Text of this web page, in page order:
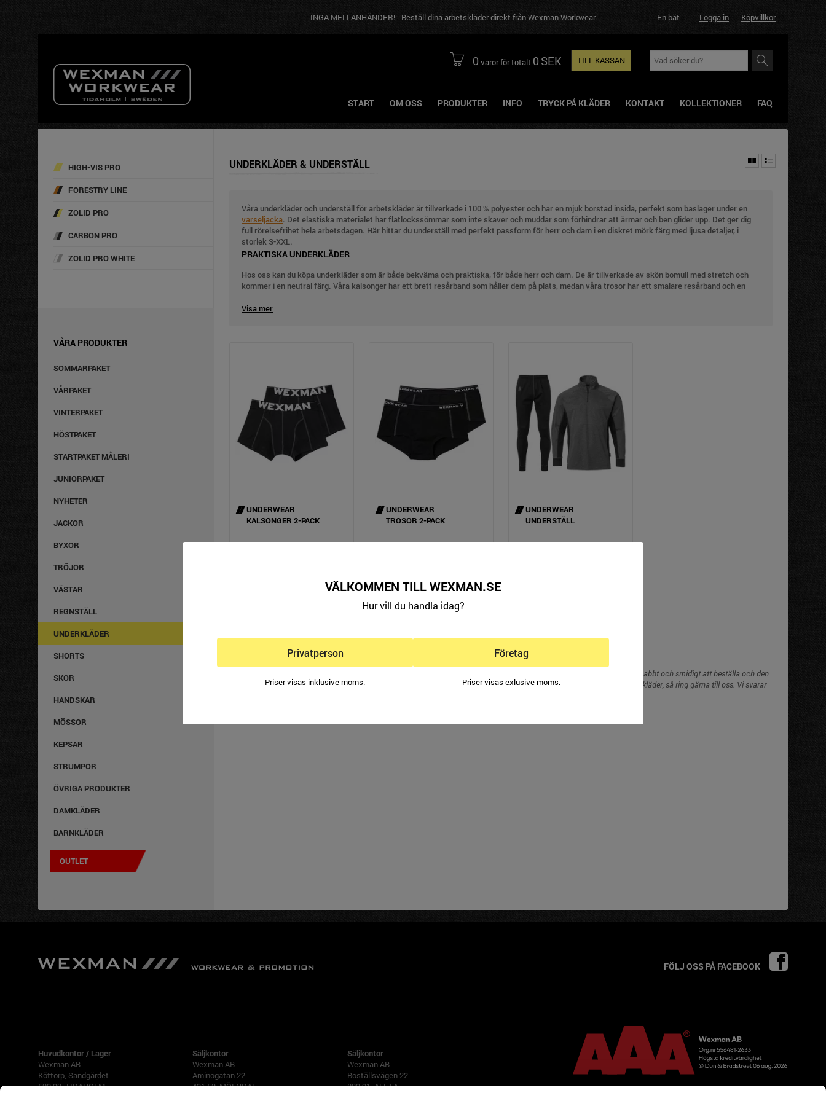
INGA MELLANHÄNDER! - Beställ dina arbetskläder direkt från Wexman Workwear En bättre affär helt enkelt!
Logga in Köpvillkor
TILL KASSAN
0 varor för totalt 0 SEK
START OM OSS PRODUKTER INFO TRYCK PÅ KLÄDER KONTAKT KOLLEKTIONER FAQ
HIGH-VIS PRO
FORESTRY LINE
ZOLID PRO
CARBON PRO
ZOLID PRO WHITE
VÅRA PRODUKTER
SOMMARPAKET
VÅRPAKET
VINTERPAKET
HÖSTPAKET
STARTPAKET MÅLERI
JUNIORPAKET
NYHETER
JACKOR
BYXOR
TRÖJOR
VÄSTAR
REGNSTÄLL
UNDERKLÄDER
SHORTS
SKOR
HANDSKAR
MÖSSOR
KEPSAR
STRUMPOR
ÖVRIGA PRODUKTER
DAMKLÄDER
BARNKLÄDER
OUTLET
UNDERKLÄDER & UNDERSTÄLL
Våra underkläder och underställ för arbetskläder är tillverkade i 100 % polyester och har en mjuk borstad insida, perfekt som baslager under en
varseljacka. Det elastiska materialet har flatlockssömmar som inte skaver och muddar som förhindrar att ärmar och ben glider upp. Det ger dig
full rörelsefrihet hela arbetsdagen. Här hittar du underställ med perfekt passform för herr och dam i en diskret mörk färg med ljusa detaljer, i
storlek S-XXL.
PRAKTISKA UNDERKLÄDER
Hos oss kan du köpa underkläder som är både bekväma och praktiska, för både herr och dam. De är tillverkade av skön bomull med stretch och
kommer i en neutral färg. Våra kalsonger har ett brett resårband som håller dem på plats, medan våra trosor har ett smalare resårband och en
arbetskläder kommer i en mörk färg med ljusa detaljer och finns i storlekarna S-XXL.
FRÅGA OSS OM UNDERSTÄLL FÖR ARBETSKLÄDER
Har du några frågor om att köpa underkläder eller underställ är du alltid välkommen attkontakta oss
. Du kanske vill ladda upp inför vintern eller få
vägledning kring våra övriga produkter. Välkommen med din förfrågan!
Visa mer
UNDERWEAR
KALSONGER 2-PACK
UNDERWEAR
TROSOR 2-PACK
KÖP INFO
UNDERWEAR
UNDERSTÄLL
BESTÄLL ONLINE ELLER VIA TELEFON - ALLTID SNABBA LEVERANSER
Att beställa arbetskläder ska vara enkelt och vi på Wexman anpassar oss efter kundens önskemål. I vår webbshop går det snabbt och smidigt att beställa och den
står öppen dygnet runt oavsett klockslag eller dag. Har du frågor eller hellre vill prata med någon när du beställer dina arbetskläder, så ring gärna till oss. Vi svarar
VÄLKOMMEN TILL WEXMAN.SE
Hur vill du handla idag?
Privatperson
Priser visas inklusive moms.
Företag
Priser visas exlusive moms.
FÖLJ OSS PÅ FACEBOOK
Huvudkontor / Lager
Wexman AB
Köttorp, Sandgärdet
522 92 TIDAHOLM
Säljkontor
Wexman AB
Aminogatan 22
431 53 MÖLNDAL
Säljkontor
Wexman AB
Boställsvägen 22
822 91 ALFTA